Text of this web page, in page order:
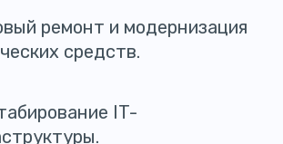
ремонт и модернизация
средств.
IT-